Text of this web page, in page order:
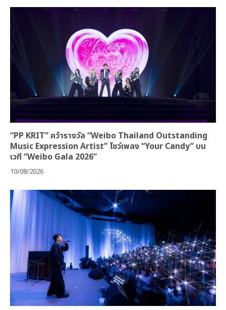
“PP KRIT” คว้ารางวัล “Weibo Thailand Outstanding
Music Expression Artist” โชว์เพลง “Your Candy” บน
เวที “Weibo Gala 2026”
10/08/2026